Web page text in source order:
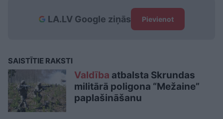
LA.LV Google ziņās Pievienot
SAISTĪTIE RAKSTI
Valdība atbalsta Skrundas
militārā poligona “Mežaine”
paplašināšanu